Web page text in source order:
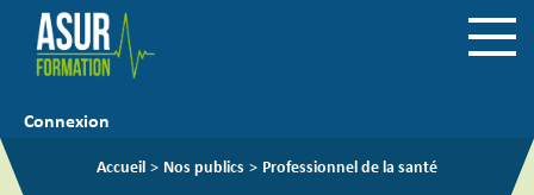
Connexion
Accueil > Nos publics > Professionnel de la santé